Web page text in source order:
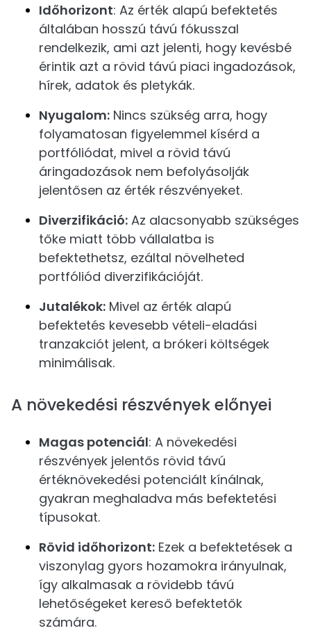
Időhorizont: Az érték alapú befektetés
általában hosszú távú fókusszal
rendelkezik, ami azt jelenti, hogy kevésbé
érintik azt a rövid távú piaci ingadozások,
hírek, adatok és pletykák.
Nyugalom: Nincs szükség arra, hogy
folyamatosan figyelemmel kísérd a
portfóliódat, mivel a rövid távú
áringadozások nem befolyásolják
jelentősen az érték részvényeket.
Diverzifikáció: Az alacsonyabb szükséges
tőke miatt több vállalatba is
befektethetsz, ezáltal növelheted
portfóliód diverzifikációját.
Jutalékok: Mivel az érték alapú
befektetés kevesebb vételi-eladási
tranzakciót jelent, a brókeri költségek
minimálisak.
A növekedési részvények előnyei
Magas potenciál: A növekedési
részvények jelentős rövid távú
értéknövekedési potenciált kínálnak,
gyakran meghaladva más befektetési
típusokat.
Rövid időhorizont: Ezek a befektetések a
viszonylag gyors hozamokra irányulnak,
így alkalmasak a rövidebb távú
lehetőségeket kereső befektetők
számára.